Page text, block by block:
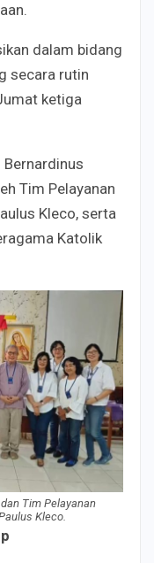
dalam bidang
secara rutin
ketiga
Tim Pelayanan
Kleco, serta
Katolik
Tim Pelayanan
Kleco.